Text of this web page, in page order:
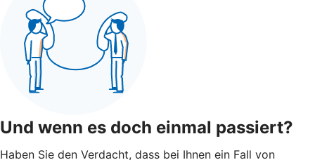
Und wenn es doch einmal passiert?
Haben Sie den Verdacht, dass bei Ihnen ein Fall von